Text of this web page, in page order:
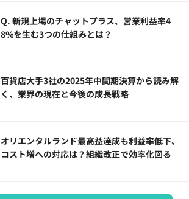
Q. 新規上場のチャットプラス、営業利益率4
8%を生む3つの仕組みとは？
百貨店大手3社の2025年中間期決算から読み解
く、業界の現在と今後の成長戦略
オリエンタルランド最高益達成も利益率低下、
コスト増への対応は？組織改正で効率化図る